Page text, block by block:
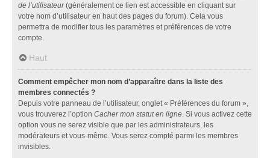
de l’utilisateur(généralement ce lien est accessible en cliquant sur
votre nom d’utilisateur en haut des pages du forum). Cela vous
permettra de modifier tous les paramètres et préférences de votre
compte.
Haut
Comment empêcher mon nom d’apparaître dans la liste des
membres connectés ?
Depuis votre panneau de l’utilisateur, onglet « Préférences du forum »,
vous trouverez l’option Cacher mon statut en ligne. Si vous activez cette
option vous ne serez visible que par les administrateurs, les
modérateurs et vous-même. Vous serez compté parmi les membres
invisibles.